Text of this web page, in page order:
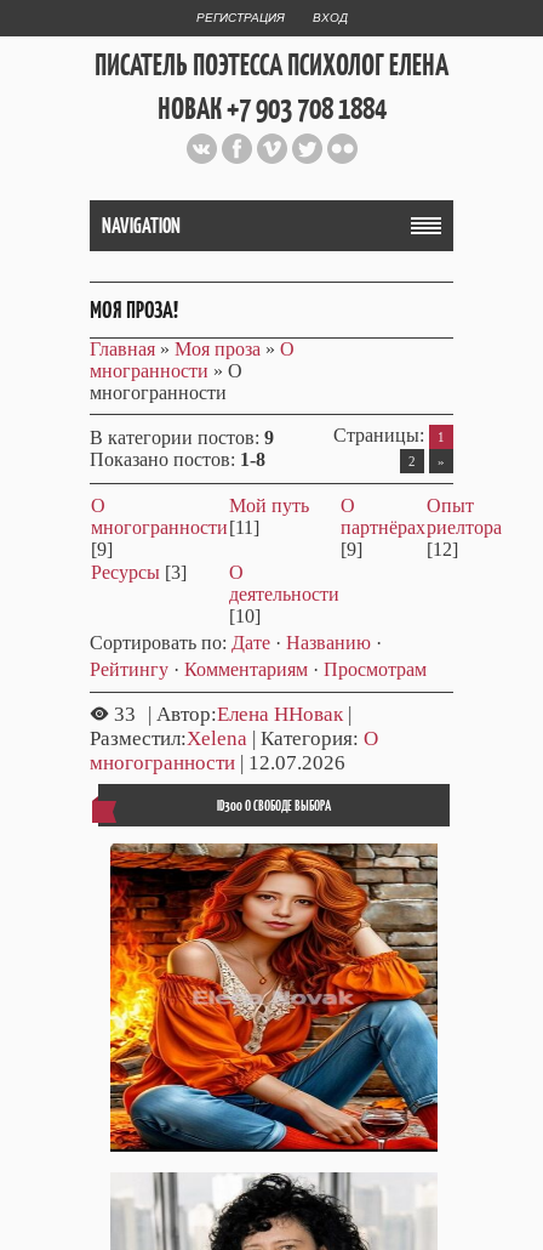
РЕГИСТРАЦИЯ ВХОД
ПИСАТЕЛЬ ПОЭТЕССА ПСИХОЛОГ ЕЛЕНА
НОВАК +7 903 708 1884
Официальный сайт репетитора
и Web Дизайнера Елены Новак
NAVIGATION
МОЯ ПРОЗА!
Главная » Моя проза » О
многранности » О
многогранности
В категории постов: 9
Показано постов: 1-8
Страницы:
1
2
»
О
многогранности
[9]
Мой путь
[11]
О
партнёрах
[9]
Опыт
риелтора
[12]
Ресурсы [3]
О
деятельности
[10]
Сортировать по: Дате · Названию ·
Рейтингу · Комментариям · Просмотрам
33 | Автор:Елена ННовак|
Разместил:Xelena | Категория: О
многогранности | 12.07.2026
ID300 О СВОБОДЕ ВЫБОРА